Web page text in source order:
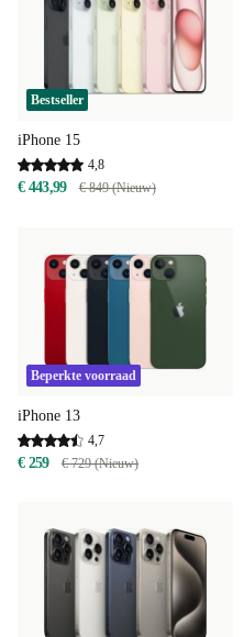
Bestseller
iPhone 15
4,8
€ 443,99 € 849 (Nieuw)
Beperkte voorraad
iPhone 13
4,7
€ 259 € 729 (Nieuw)